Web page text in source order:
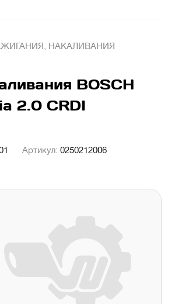
НАКАЛИВАНИЯ
BOSCH
2.0 CRDI
Артикул: 0250212006